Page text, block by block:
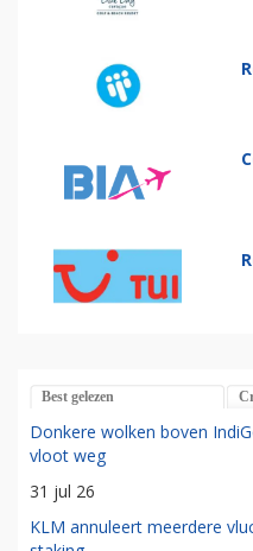
Best gelezen
Donkere wolken boven
vloot weg
31 jul 26
KLM annuleert meerdere